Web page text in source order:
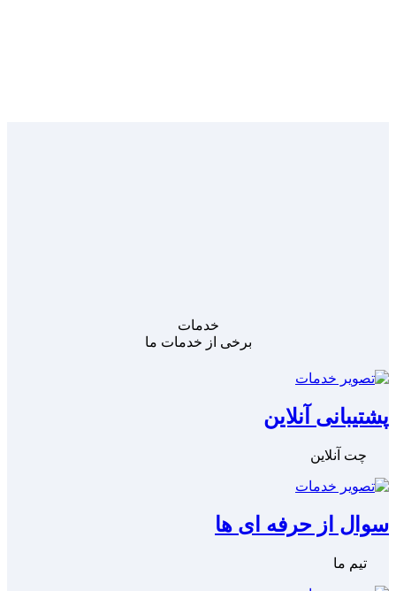
خدمات
برخی از خدمات ما
پشتیبانی آنلاین
چت آنلاین
سوال از حرفه ای ها
تیم ما